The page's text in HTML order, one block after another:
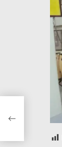
ได้